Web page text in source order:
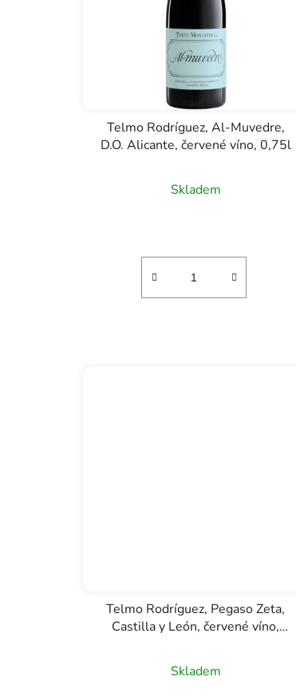
Telmo Rodríguez, Al-Muvedre,
D.O. Alicante, červené víno, 0,75l
Skladem
Telmo Rodríguez, Pegaso Zeta,
Castilla y León, červené víno,
Skladem